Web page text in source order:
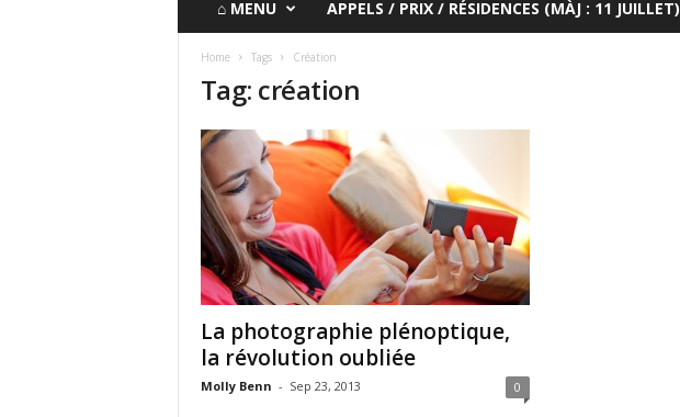
⌂ MENU APPELS / PRIX / RÉSIDENCES (MÀJ : 11 JUILLET)
Home Tags Création
Tag: création
La photographie plénoptique,
la révolution oubliée
Molly Benn - Sep 23, 2013 0